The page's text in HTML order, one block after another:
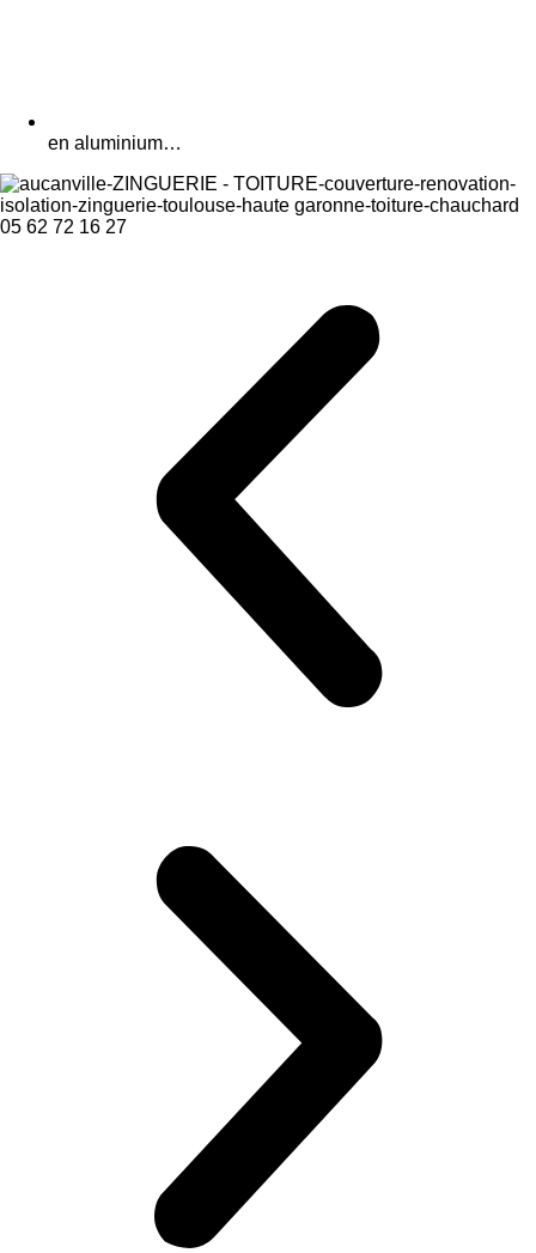
en aluminium…